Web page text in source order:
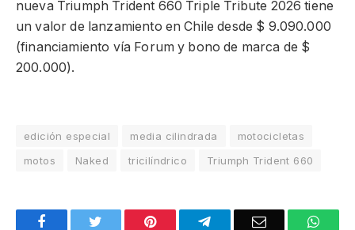
nueva Triumph Trident 660 Triple Tribute 2026 tiene
un valor de lanzamiento en Chile desde $ 9.090.000
(financiamiento vía Forum y bono de marca de $
200.000).
edición especial media cilindrada
motocicletas
motos
Naked tricilíndrico Triumph Trident 660
Facebook Pinterest TelegramEmail